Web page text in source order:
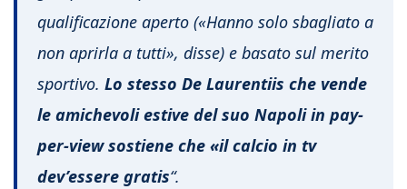
qualificazione aperto («Hanno solo sbagliato a
non aprirla a tutti», disse) e basato sul merito
sportivo. Lo stesso De Laurentiis che vende
le amichevoli estive del suo Napoli in pay-
per-view sostiene che «il calcio in tv
dev’essere gratis“.